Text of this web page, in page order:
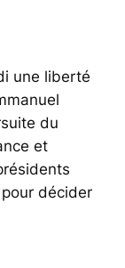
une liberté
du
et
décider